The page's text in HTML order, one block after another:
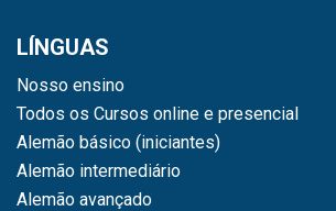
LÍNGUAS
Nosso ensino
Todos os Cursos online e presencial
Alemão básico (iniciantes)
Alemão intermediário
Alemão avançado